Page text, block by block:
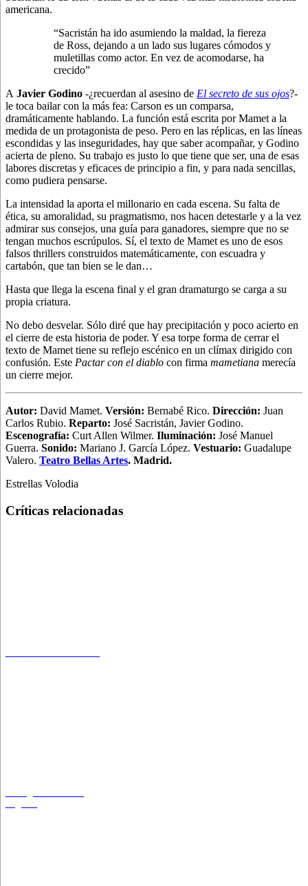
americana.
“Sacristán ha ido asumiendo la maldad, la fiereza
de Ross, dejando a un lado sus lugares cómodos y
muletillas como actor. En vez de acomodarse, ha
crecido”
A Javier Godino -¿recuerdan al asesino de El secreto de sus ojos?-
le toca bailar con la más fea: Carson es un comparsa,
dramáticamente hablando. La función está escrita por Mamet a la
medida de un protagonista de peso. Pero en las réplicas, en las líneas
escondidas y las inseguridades, hay que saber acompañar, y Godino
acierta de pleno. Su trabajo es justo lo que tiene que ser, una de esas
labores discretas y eficaces de principio a fin, y para nada sencillas,
como pudiera pensarse.
La intensidad la aporta el millonario en cada escena. Su falta de
ética, su amoralidad, su pragmatismo, nos hacen detestarle y a la vez
admirar sus consejos, una guía para ganadores, siempre que no se
tengan muchos escrúpulos. Sí, el texto de Mamet es uno de esos
falsos thrillers construidos matemáticamente, con escuadra y
cartabón, que tan bien se le dan…
Hasta que llega la escena final y el gran dramaturgo se carga a su
propia criatura.
No debo desvelar. Sólo diré que hay precipitación y poco acierto en
el cierre de esta historia de poder. Y esa torpe forma de cerrar el
texto de Mamet tiene su reflejo escénico en un clímax dirigido con
confusión. Este Pactar con el diablo con firma mametiana merecía
un cierre mejor.
Autor: David Mamet. Versión: Bernabé Rico. Dirección: Juan
Carlos Rubio. Reparto: José Sacristán, Javier Godino.
Escenografía: Curt Allen Wilmer. Iluminación: José Manuel
Guerra. Sonido: Mariano J. García López. Vestuario: Guadalupe
Valero. Teatro Bellas Artes. Madrid.
Estrellas Volodia
Críticas relacionadas